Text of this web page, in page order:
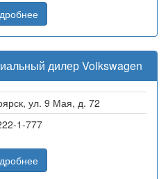
дилер Volkswagen
ул. 9 Мая, д. 72
1-777